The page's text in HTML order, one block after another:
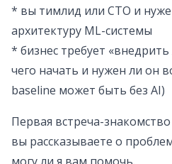
* вы тимлид или CTO и
архитектуру ML-системы
* бизнес требует
чего начать и нужен ли он
baseline может быть без AI)
Первая встреча-
вы рассказываете о